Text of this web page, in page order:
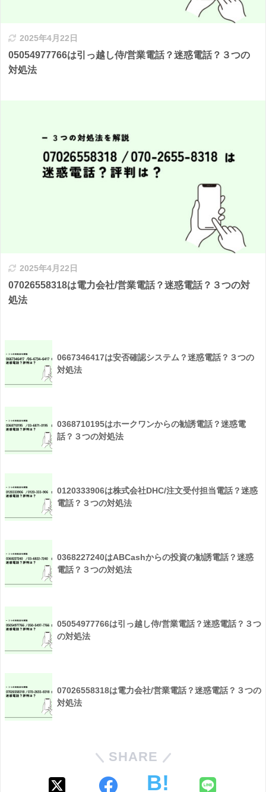
2025年4月22日
05054977766は引っ越し侍/営業電話？迷惑電話？３つの
対処法
2025年4月22日
07026558318は電力会社/営業電話？迷惑電話？３つの対
処法
0667346417は安否確認システム？迷惑電話？３つの
対処法
0368710195はホークワンからの勧誘電話？迷惑電
話？３つの対処法
0120333906は株式会社DHC/注文受付担当電話？迷惑
電話？３つの対処法
0368227240はABCashからの投資の勧誘電話？迷惑
電話？３つの対処法
05054977766は引っ越し侍/営業電話？迷惑電話？３つ
の対処法
07026558318は電力会社/営業電話？迷惑電話？３つの
対処法
SHARE